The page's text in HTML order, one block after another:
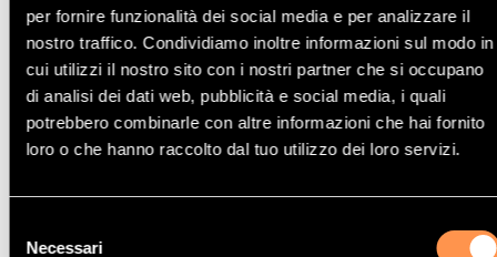
per fornire funzionalità dei social media e per analizzare il
nostro traffico. Condividiamo inoltre informazioni sul modo in
cui utilizzi il nostro sito con i nostri partner che si occupano
di analisi dei dati web, pubblicità e social media, i quali
potrebbero combinarle con altre informazioni che hai fornito
loro o che hanno raccolto dal tuo utilizzo dei loro servizi.
delNecessari
motori a combustione è obbligatorio e la sua mancata
installazione può comportare una sanzione pecuniaria.
Come funziona un convertitore catalitico? Le molecole di
ossigeno, azoto, monossido di carbonio e idrocarburi
provenienti dal motore raggiungono la marmitta catalitica e
passano attraverso una struttura in ceramica impregnata di
escono dal tubo di scappamento e aiutano a respirare aria